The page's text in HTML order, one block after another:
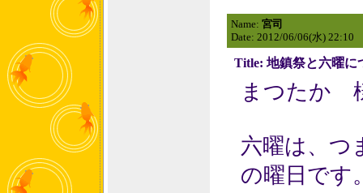
Name: 宮司
Date: 2012/06/06(水) 22:10
Title: 地鎮祭と六曜に
まつたか
六曜は、つ
の曜日です